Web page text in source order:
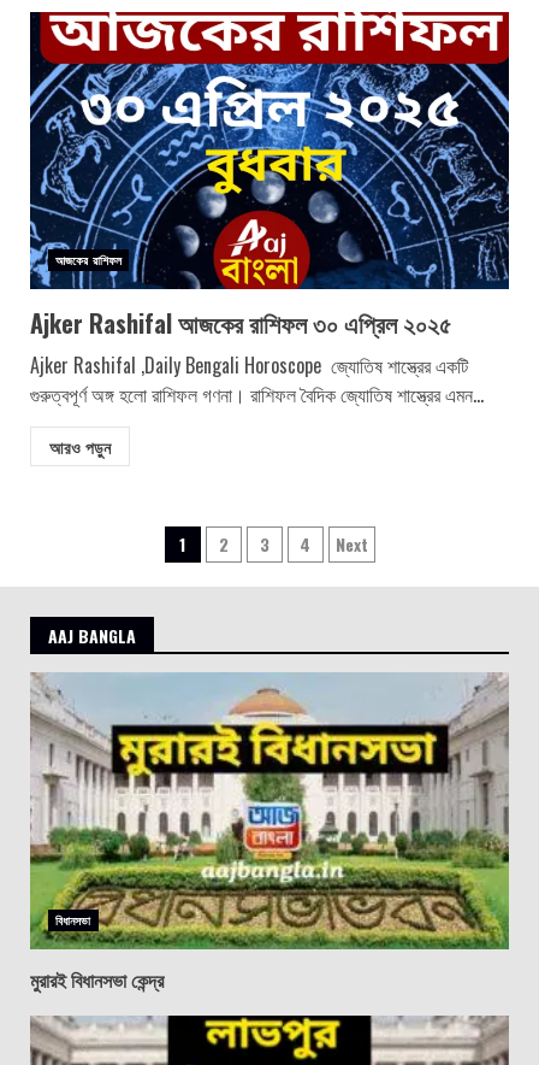
আজকের রাশিফল
Ajker Rashifal আজকের রাশিফল ৩০ এপ্রিল ২০২৫
Ajker Rashifal ,Daily Bengali Horoscope জ্যোতিষ শাস্ত্রের একটি
গুরুত্বপূর্ণ অঙ্গ হলো রাশিফল গণনা। রাশিফল বৈদিক জ্যোতিষ শাস্ত্রের এমন...
আরও পড়ুন
Posts
pagination
1 2 3 4 Next
AAJ BANGLA
বিধানসভা
মুরারই বিধানসভা কেন্দ্র